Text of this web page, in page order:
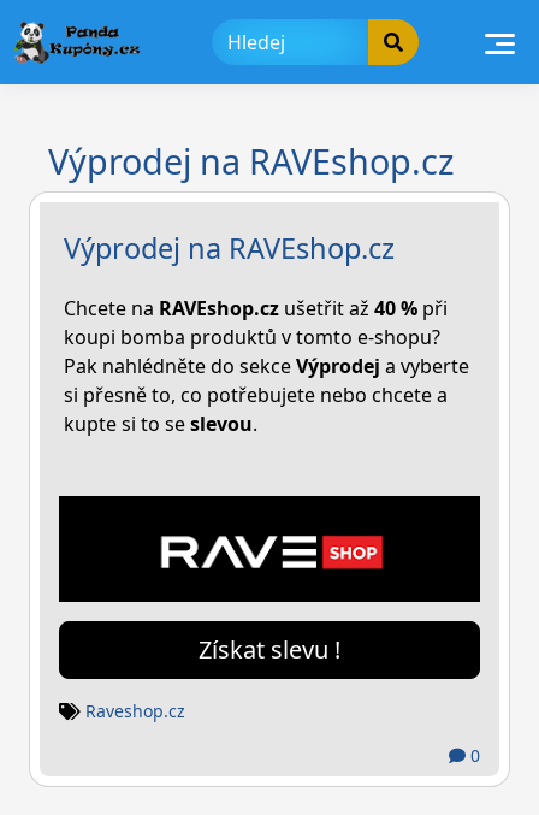
to
content
Výprodej na RAVEshop.cz
Výprodej na RAVEshop.cz
Chcete na RAVEshop.cz ušetřit až 40 % při
koupi bomba produktů v tomto e-shopu?
Pak nahlédněte do sekceVýprodej a vyberte
si přesně to, co potřebujete nebo chcete a
kupte si to seslevou.
Získat slevu !
Raveshop.cz
0